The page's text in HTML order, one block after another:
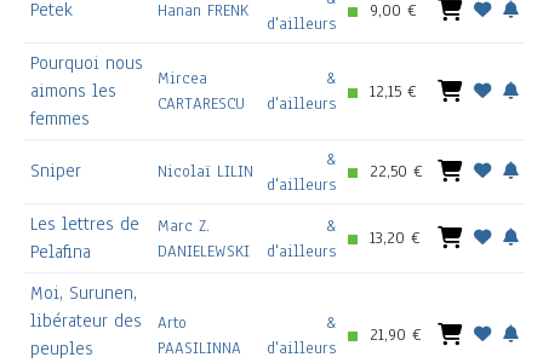
Petek Hanan FRENK
d'ailleurs
9,00 €
Pourquoi nous
aimons les
femmes
Mircea
CARTARESCU
&
d'ailleurs
12,15 €
Sniper Nicolaï LILIN
&
d'ailleurs
22,50 €
Les lettres de
Pelafina
Marc Z.
DANIELEWSKI
&
d'ailleurs
13,20 €
Moi, Surunen,
libérateur des
peuples
Arto
PAASILINNA
&
d'ailleurs
21,90 €